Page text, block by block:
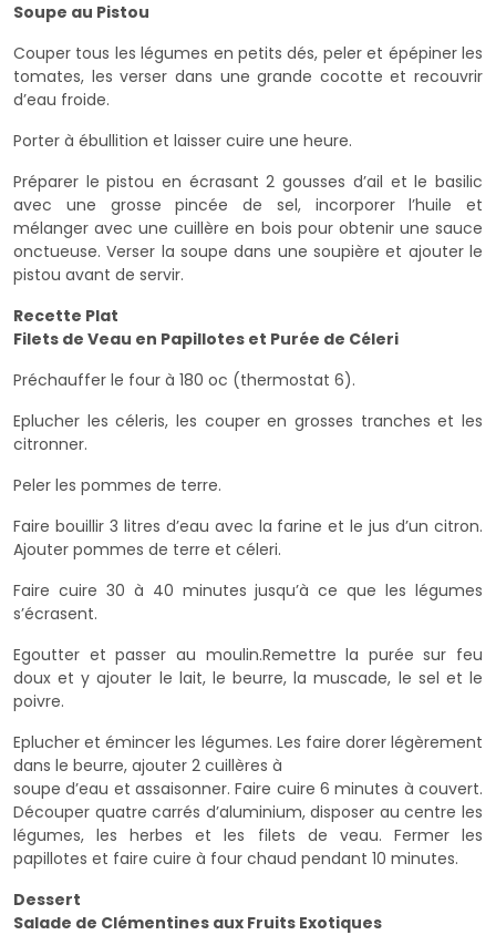
Soupe au Pistou
Couper tous les légumes en petits dés, peler et épépiner les
tomates, les verser dans une grande cocotte et recouvrir
d’eau froide.
Porter à ébullition et laisser cuire une heure.
Préparer le pistou en écrasant 2 gousses d’ail et le basilic
avec une grosse pincée de sel, incorporer l’huile et
mélanger avec une cuillère en bois pour obtenir une sauce
onctueuse. Verser la soupe dans une soupière et ajouter le
pistou avant de servir.
Recette Plat
Filets de Veau en Papillotes et Purée de Céleri
Préchauffer le four à 180 oc (thermostat 6).
Eplucher les céleris, les couper en grosses tranches et les
citronner.
Peler les pommes de terre.
Faire bouillir 3 litres d’eau avec la farine et le jus d’un citron.
Ajouter pommes de terre et céleri.
Faire cuire 30 à 40 minutes jusqu’à ce que les légumes
s’écrasent.
Egoutter et passer au moulin.Remettre la purée sur feu
doux et y ajouter le lait, le beurre, la muscade, le sel et le
poivre.
Eplucher et émincer les légumes. Les faire dorer légèrement
dans le beurre, ajouter 2 cuillères à
soupe d’eau et assaisonner. Faire cuire 6 minutes à couvert.
Découper quatre carrés d’aluminium, disposer au centre les
légumes, les herbes et les filets de veau. Fermer les
papillotes et faire cuire à four chaud pendant 10 minutes.
Dessert
Salade de Clémentines aux Fruits Exotiques